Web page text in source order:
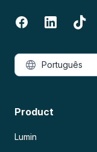
Product
Lumin
Português